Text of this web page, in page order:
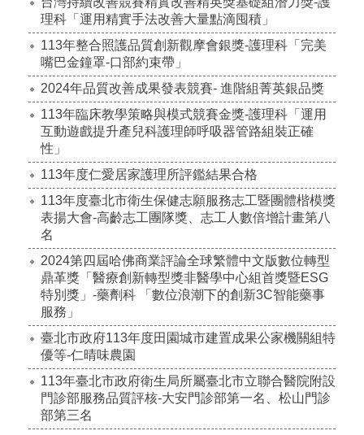
理科「運用精實手法改善大量點滴囤積」
113年整合照護品質創新觀摩會銀獎-護理科「完美
嘴巴金鐘罩-口部約束帶」
2024年品質改善成果發表競賽- 進階組菁英銀品獎
113年臨床教學策略與模式競賽金獎-護理科「運用
互動遊戲提升產兒科護理師呼吸器管路組裝正確
性」
113年度仁愛居家護理所評鑑結果合格
113年度臺北市衛生保健志願服務志工暨團體楷模獎
表揚大會-高齡志工團隊獎、志工人數倍增計畫第八
名
2024第四屆哈佛商業評論全球繁體中文版數位轉型
鼎革獎「醫療創新轉型獎非醫學中心組首獎暨ESG
特別獎」-藥劑科 「數位浪潮下的創新3C智能藥事
服務」
臺北市政府113年度田園城市建置成果公家機關組特
優等-仁晴味農園
113年臺北市政府衛生局所屬臺北市立聯合醫院附設
門診部服務品質評核-大安門診部第一名、松山門診
部第三名